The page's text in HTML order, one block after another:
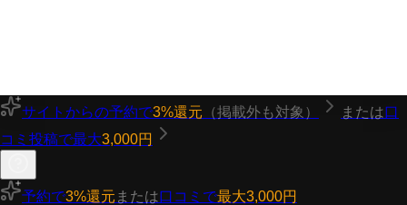
サイトからの予約で3%還元 （掲載外も対象） または口
コミ投稿で最大3,000円
予約で3%還元 または口コミで最大3,000円